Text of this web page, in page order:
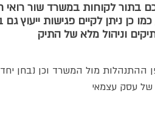
ההתנהלות מול המשרד וכן נבחן
של עסק עצמאי
בתור לקוחות במשרד שור רואי
כן ניתן לקיים פגישות ייעוץ
וניהול מלא של התיק